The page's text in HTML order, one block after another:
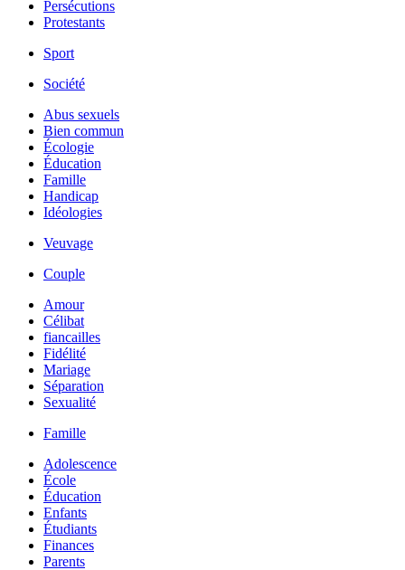
Persécutions
Protestants
Sport
Société
Abus sexuels
Bien commun
Écologie
Éducation
Famille
Handicap
Idéologies
Veuvage
Couple
Amour
Célibat
fiancailles
Fidélité
Mariage
Séparation
Sexualité
Famille
Adolescence
École
Éducation
Enfants
Étudiants
Finances
Parents